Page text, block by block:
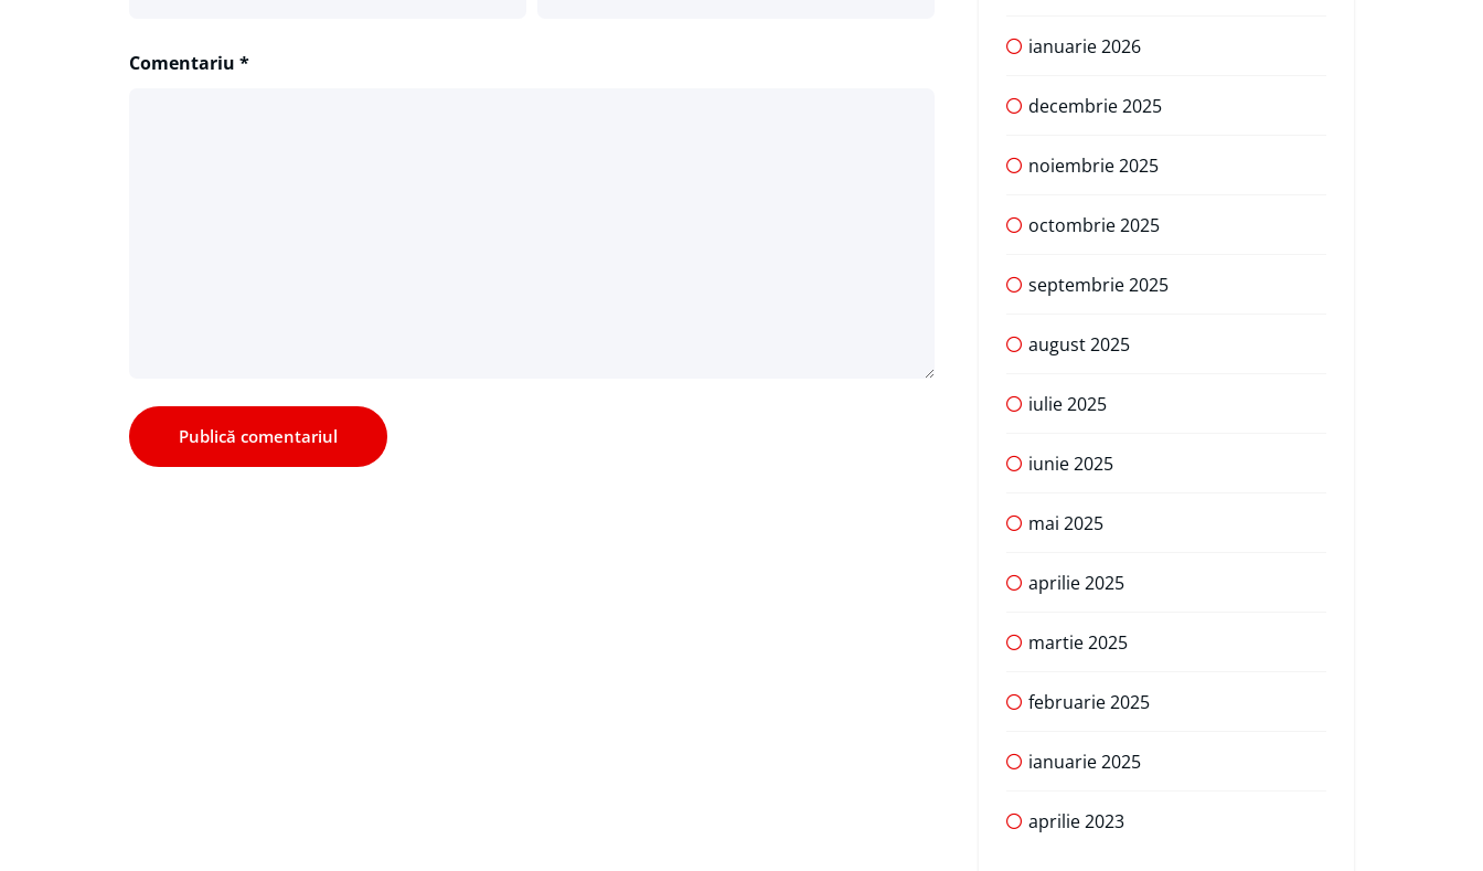
Comentariu *
ianuarie 2026
decembrie 2025
noiembrie 2025
octombrie 2025
septembrie 2025
august 2025
iulie 2025
iunie 2025
mai 2025
aprilie 2025
martie 2025
februarie 2025
ianuarie 2025
aprilie 2023